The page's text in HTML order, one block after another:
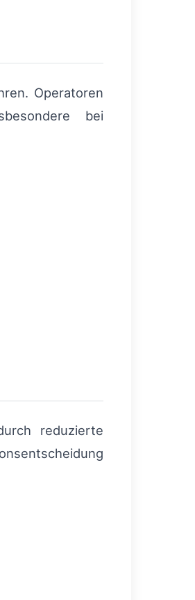
Operatoren
bei
reduzierte